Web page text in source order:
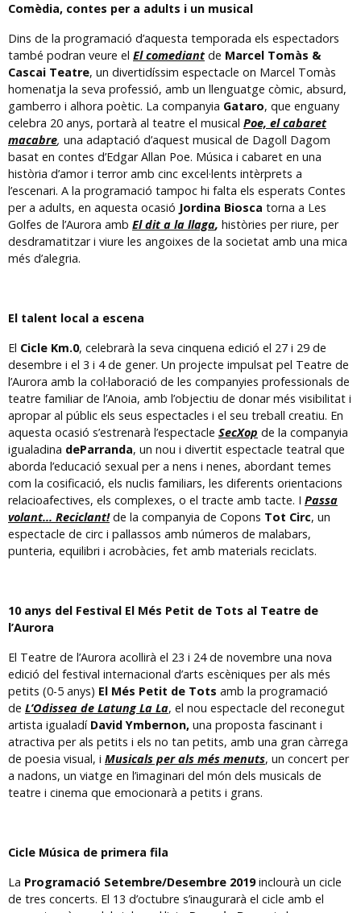
Comèdia, contes per a adults i un musical
Dins de la programació d’aquesta temporada els espectadors
també podran veure el El comediant de Marcel Tomàs &
Cascai Teatre, un divertidíssim espectacle on Marcel Tomàs
homenatja la seva professió, amb un llenguatge còmic, absurd,
gamberro i alhora poètic. La companyia Gataro, que enguany
celebra 20 anys, portarà al teatre el musical Poe, el cabaret
macabre, una adaptació d’aquest musical de Dagoll Dagom
basat en contes d’Edgar Allan Poe. Música i cabaret en una
història d’amor i terror amb cinc excel·lents intèrprets a
l’escenari. A la programació tampoc hi falta els esperats Contes
per a adults, en aquesta ocasió Jordina Biosca torna a Les
Golfes de l’Aurora amb El dit a la llaga, històries per riure, per
desdramatitzar i viure les angoixes de la societat amb una mica
més d’alegria.
El talent local a escena
El Cicle Km.0, celebrarà la seva cinquena edició el 27 i 29 de
desembre i el 3 i 4 de gener. Un projecte impulsat pel Teatre de
l’Aurora amb la col·laboració de les companyies professionals de
teatre familiar de l’Anoia, amb l’objectiu de donar més visibilitat i
apropar al públic els seus espectacles i el seu treball creatiu. En
aquesta ocasió s’estrenarà l’espectacle SecXop de la companyia
igualadina deParranda, un nou i divertit espectacle teatral que
aborda l’educació sexual per a nens i nenes, abordant temes
com la cosificació, els nuclis familiars, les diferents orientacions
relacioafectives, els complexes, o el tracte amb tacte. I Passa
volant... Reciclant! de la companyia de Copons Tot Circ, un
espectacle de circ i pallassos amb números de malabars,
punteria, equilibri i acrobàcies, fet amb materials reciclats.
10 anys del Festival El Més Petit de Tots al Teatre de
l’Aurora
El Teatre de l’Aurora acollirà el 23 i 24 de novembre una nova
edició del festival internacional d’arts escèniques per als més
petits (0-5 anys) El Més Petit de Tots amb la programació
de L’Odissea de Latung La La, el nou espectacle del reconegut
artista igualadí David Ymbernon, una proposta fascinant i
atractiva per als petits i els no tan petits, amb una gran càrrega
de poesia visual, i Musicals per als més menuts, un concert per
a nadons, un viatge en l’imaginari del món dels musicals de
teatre i cinema que emocionarà a petits i grans.
Cicle Música de primera fila
La Programació Setembre/Desembre 2019inclourà un cicle
de tres concerts. El 13 d’octubre s’inaugurarà el cicle amb el